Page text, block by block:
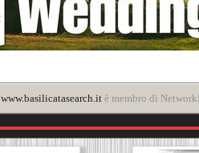
www.basilicatasearch.itè membro di